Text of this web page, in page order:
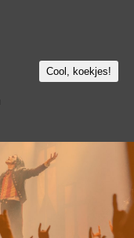
Cool, koekjes!